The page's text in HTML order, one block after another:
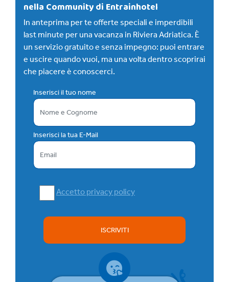
nella Community di Entrainhotel
In anteprima per te offerte speciali e imperdibili
last minute per una vacanza in Riviera Adriatica. È
un servizio gratuito e senza impegno: puoi entrare
e uscire quando vuoi, ma una volta dentro scoprirai
che piacere è conoscerci.
Inserisci il tuo nome
Inserisci la tua E-Mail
Accetto privacy policy
ISCRIVITI